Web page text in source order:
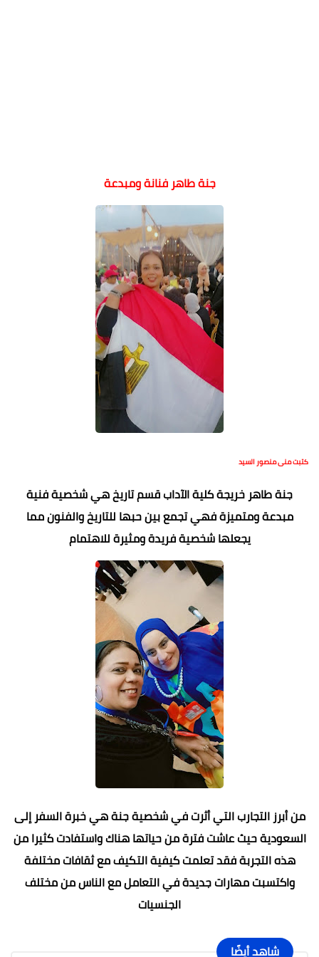
جنة طاهر فنانة ومبدعة
كتبت منى منصور السيد
جنة طاهر خريجة كلية الآداب قسم تاريخ هي شخصية فنية
مبدعة ومتميزة فهي تجمع بين حبها للتاريخ والفنون مما
يجعلها شخصية فريدة ومثيرة للاهتمام
من أبرز التجارب التي أثرت في شخصية جنة هي خبرة السفر إلى
السعودية حيث عاشت فترة من حياتها هناك واستفادت كثيرا من
هذه التجربة فقد تعلمت كيفية التكيف مع ثقافات مختلفة
واكتسبت مهارات جديدة في التعامل مع الناس من مختلف
الجنسيات
شاهد أيضًا